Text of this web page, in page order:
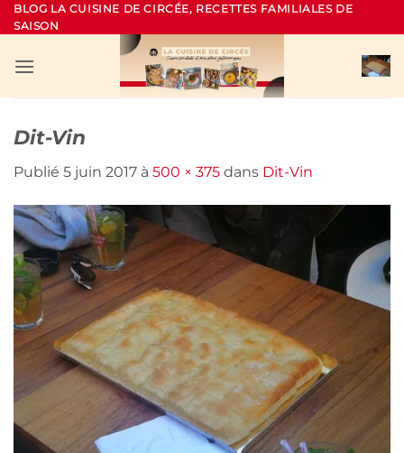
Passer
au
BLOG LA CUISINE DE CIRCÉE, RECETTES FAMILIALES DE
SAISON
Dit-Vin
Publié 5 juin 2017 à 500 × 375 dans Dit-Vin